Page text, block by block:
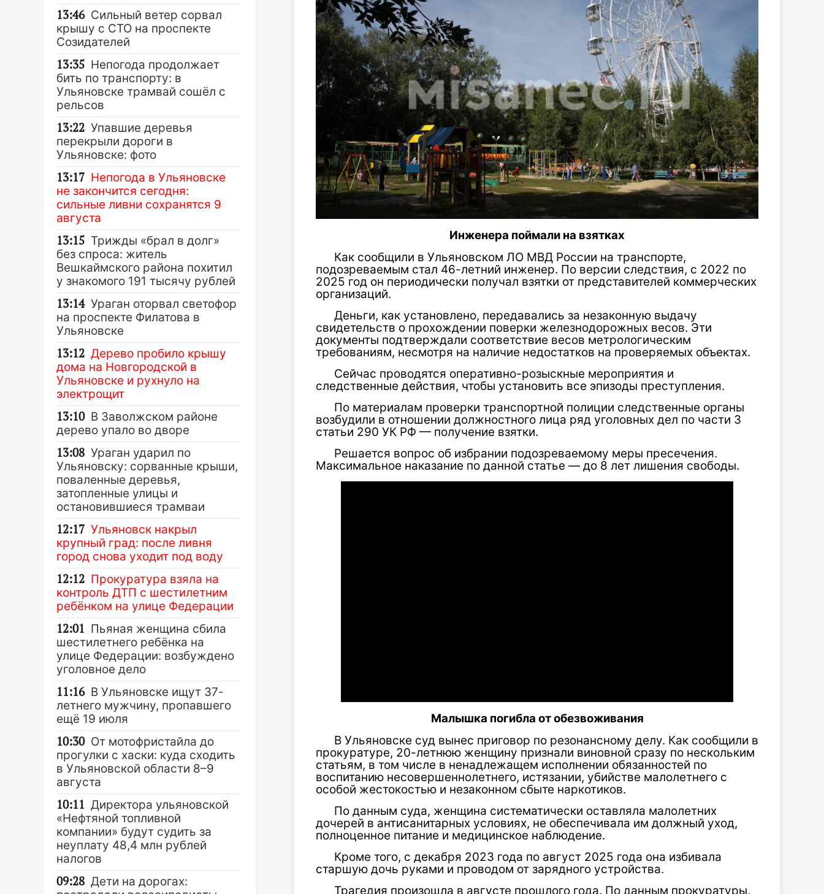
Инженера поймали на взятках
Как сообщили в Ульяновском ЛО МВД России на транспорте,
подозреваемым стал 46-летний инженер. По версии следствия, с 2022 по
2025 год он периодически получал взятки от представителей коммерческих
организаций.
Деньги, как установлено, передавались за незаконную выдачу
свидетельств о прохождении поверки железнодорожных весов. Эти
документы подтверждали соответствие весов метрологическим
требованиям, несмотря на наличие недостатков на проверяемых объектах.
Сейчас проводятся оперативно-розыскные мероприятия и
следственные действия, чтобы установить все эпизоды преступления.
По материалам проверки транспортной полиции следственные органы
возбудили в отношении должностного лица ряд уголовных дел по части 3
статьи 290 УК РФ — получение взятки.
Решается вопрос об избрании подозреваемому меры пресечения.
Максимальное наказание по данной статье — до 8 лет лишения свободы.
Малышка погибла от обезвоживания
В Ульяновске суд вынес приговор по резонансному делу. Как сообщили в
прокуратуре, 20-летнюю женщину признали виновной сразу по нескольким
статьям, в том числе в ненадлежащем исполнении обязанностей по
воспитанию несовершеннолетнего, истязании, убийстве малолетнего с
особой жестокостью и незаконном сбыте наркотиков.
По данным суда, женщина систематически оставляла малолетних
дочерей в антисанитарных условиях, не обеспечивала им должный уход,
полноценное питание и медицинское наблюдение.
Кроме того, с декабря 2023 года по август 2025 года она избивала
старшую дочь руками и проводом от зарядного устройства.
Трагедия произошла в августе прошлого года. По данным прокуратуры,
13:46 Сильный ветер сорвал
крышу с СТО на проспекте
Созидателей
13:35 Непогода продолжает
бить по транспорту: в
Ульяновске трамвай сошёл с
рельсов
13:22 Упавшие деревья
перекрыли дороги в
Ульяновске: фото
13:17 Непогода в Ульяновске
не закончится сегодня:
сильные ливни сохранятся 9
августа
13:15 Трижды «брал в долг»
без спроса: житель
Вешкаймского района похитил
у знакомого 191 тысячу рублей
13:14 Ураган оторвал светофор
на проспекте Филатова в
Ульяновске
13:12 Дерево пробило крышу
дома на Новгородской в
Ульяновске и рухнуло на
электрощит
13:10 В Заволжском районе
дерево упало во дворе
13:08 Ураган ударил по
Ульяновску: сорванные крыши,
поваленные деревья,
затопленные улицы и
остановившиеся трамваи
12:17 Ульяновск накрыл
крупный град: после ливня
город снова уходит под воду
12:12 Прокуратура взяла на
контроль ДТП с шестилетним
ребёнком на улице Федерации
12:01 Пьяная женщина сбила
шестилетнего ребёнка на
улице Федерации: возбуждено
уголовное дело
11:16 В Ульяновске ищут 37-
летнего мужчину, пропавшего
ещё 19 июля
10:30 От мотофристайла до
прогулки с хаски: куда сходить
в Ульяновской области 8–9
августа
10:11 Директора ульяновской
«Нефтяной топливной
компании» будут судить за
неуплату 48,4 млн рублей
налогов
09:28 Дети на дорогах: